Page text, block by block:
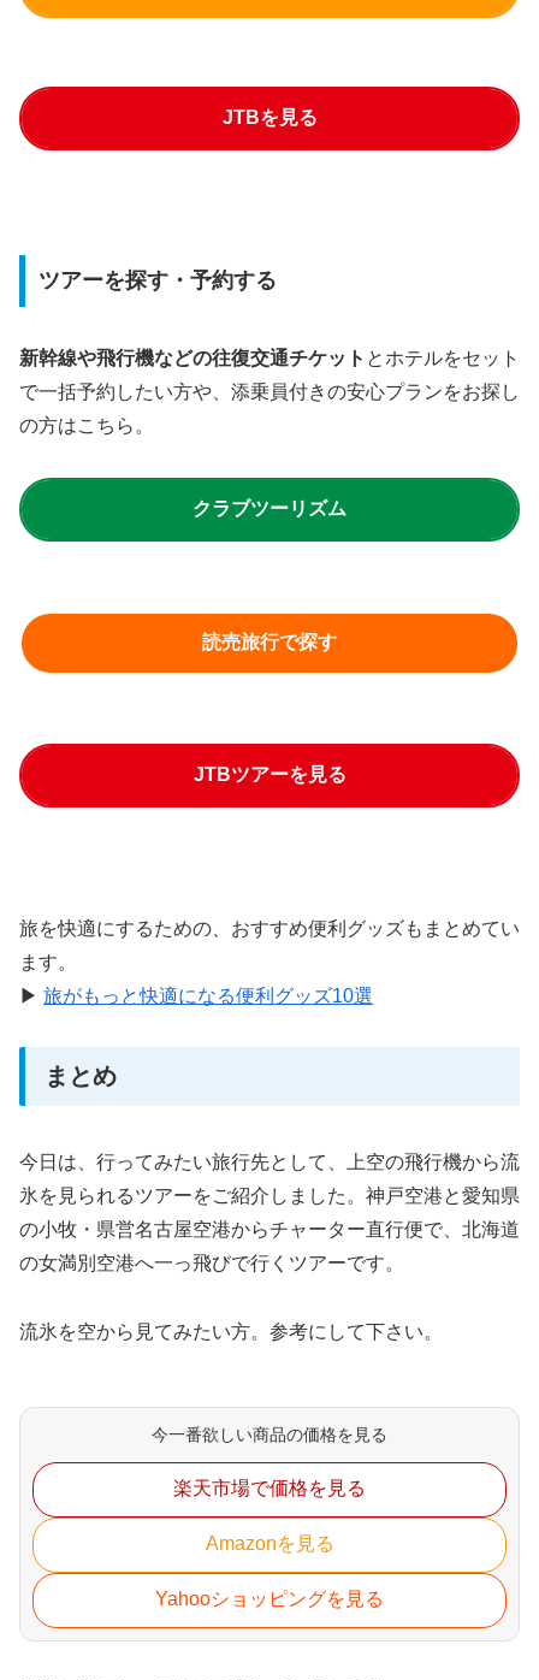
JTBを見る
ツアーを探す・予約する
新幹線や飛行機などの往復交通チケット とホテルをセット
で一括予約したい方や、添乗員付きの安心プランをお探し
の方はこちら。
クラブツーリズム
読売旅行で探す
JTBツアーを見る
旅を快適にするための、おすすめ便利グッズもまとめてい
ます。
▶ 旅がもっと快適になる便利グッズ10選
まとめ
今日は、行ってみたい旅行先として、上空の飛行機から流
氷を見られるツアーをご紹介しました。神戸空港と愛知県
の小牧・県営名古屋空港からチャーター直行便で、北海道
の女満別空港へ一っ飛びで行くツアーです。
流氷を空から見てみたい方。参考にして下さい。
今一番欲しい商品の価格を見る
楽天市場で価格を見る
Amazonを見る
Yahooショッピングを見る